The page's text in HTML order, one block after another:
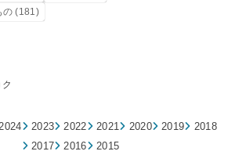
の (181)
2024 2023 2022 2021 2020 2019
2018
2017
2016 2015